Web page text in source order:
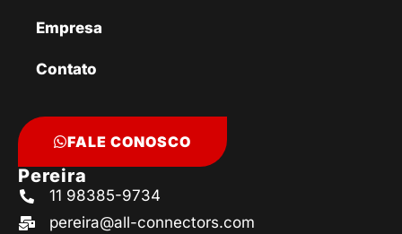
Empresa
Contato
FALE CONOSCO
Pereira
11 98385-9734
pereira@all-connectors.com